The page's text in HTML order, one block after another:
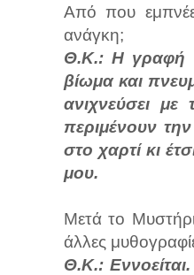
Από που
ανάγκη;
Θ.Κ.:Η γραφή
βίωμα και
ανιχνεύσει
περιμένουν
στο χαρτί κι
μου.
Μετά το
άλλες
Θ.Κ.: